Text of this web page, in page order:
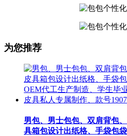
为您推荐
男包、男士包包、双肩背包
具箱包设计出纸格、手袋包